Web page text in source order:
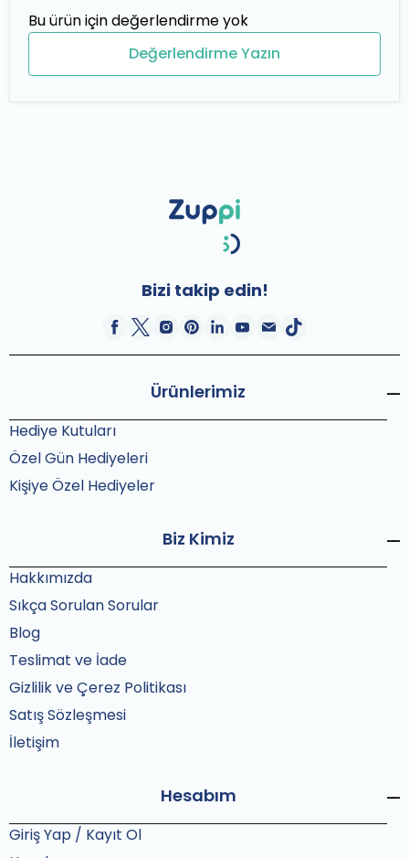
Bu ürün için değerlendirme yok
Değerlendirme Yazın
Bizi takip edin!
Ürünlerimiz
Hediye Kutuları
Özel Gün Hediyeleri
Kişiye Özel Hediyeler
Biz Kimiz
Hakkımızda
Sıkça Sorulan Sorular
Blog
Teslimat ve İade
Gizlilik ve Çerez Politikası
Satış Sözleşmesi
İletişim
Hesabım
Giriş Yap / Kayıt Ol